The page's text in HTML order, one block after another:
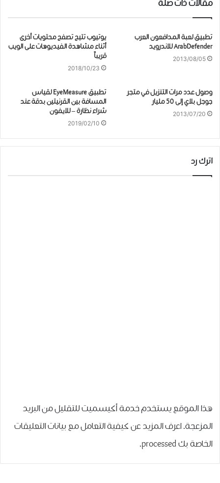
مقالات ذات صلة
تطبيق لعبة المدافعون العرب
ArabDefender للاندرويد
2013/08/05
يوتيوب تتيح تصفح محتويات أخرى
أثناء مشاهدة الفيديوهات على الويب
قريباً
2018/10/23
وصول عدد مرات التنزيل في متجر
جوجل بلاي إلى 50 مليار
2013/07/20
تطبيق EyeMeasure لقياس
المسافة بين القرنيتين بدقة عند
شراء نظارة – للايفون
2019/02/10
اترك رد
هذا الموقع يستخدم خدمة أكيسميت للتقليل من البريد
المزعجة.اعرف المزيد عن كيفية التعامل مع بيانات التعليقات
الخاصة بك processed
.